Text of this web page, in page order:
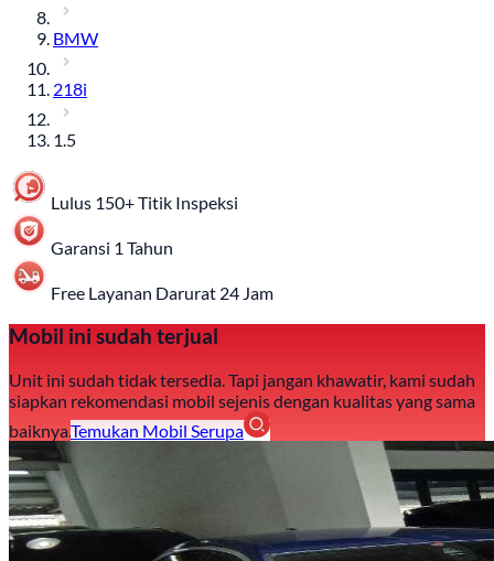
BMW
218i
1.5
Lulus 150+ Titik Inspeksi
Garansi 1 Tahun
Free Layanan Darurat 24 Jam
Mobil ini sudah terjual
Unit ini sudah tidak tersedia. Tapi jangan khawatir, kami sudah
siapkan rekomendasi mobil sejenis dengan kualitas yang sama
baiknya.Temukan Mobil Serupa